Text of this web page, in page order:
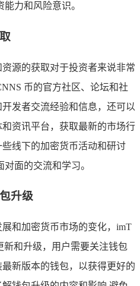
力和风险意识。
源的获取对于投资者来说非常
币的官方社区、论坛和社
发者交流经验和信息，还可以
资讯平台，获取最新的市场行
线下的加密货币活动和研讨
面的交流和学习。
升级
和加密货币市场的变化，imT
新和升级，用户需要关注钱包
新版本的钱包，以获得更好的